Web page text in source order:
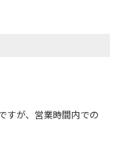
すが、営業時間内での